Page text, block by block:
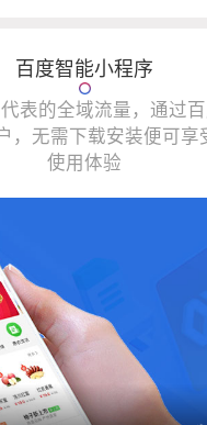
百度智能小程序
表的全域流量，通过
，无需下载安装便可享
使用体验